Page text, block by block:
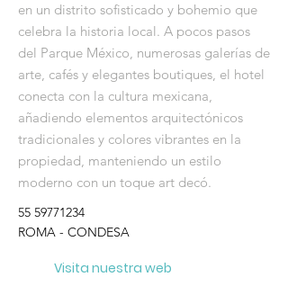
en un distrito sofisticado y bohemio que
celebra la historia local. A pocos pasos
del Parque México, numerosas galerías de
arte, cafés y elegantes boutiques, el hotel
conecta con la cultura mexicana,
añadiendo elementos arquitectónicos
tradicionales y colores vibrantes en la
propiedad, manteniendo un estilo
moderno con un toque art decó.
55 59771234
ROMA - CONDESA
Visita nuestra web